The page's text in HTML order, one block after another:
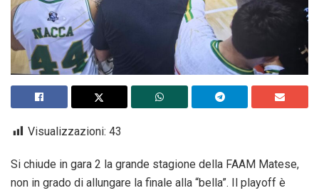
Visualizzazioni: 43
Si chiude in gara 2 la grande stagione della FAAM Matese,
non in grado di allungare la finale alla “bella”. Il playoff è